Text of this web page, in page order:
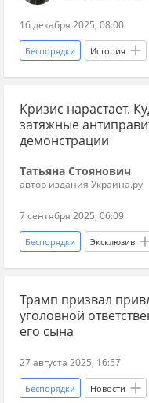
Виталий Кличко
иностранные наемники
Вооруженные силы Украины
16 декабря 2025, 08:00
Беспорядки История
история СССР
Алма-Ата Михаил
Майдан Перестройка
Кризис нарастает.
затяжные
демонстрации
Татьяна Стоянович
автор издания Украина.ру
7 сентября 2025, 06:09
Беспорядки Эксклюзив
Александр Вучич
ЕС Украина.ру
Белград
Трамп призвал
уголовной
его сына
27 августа 2025, 16:57
Беспорядки Новости